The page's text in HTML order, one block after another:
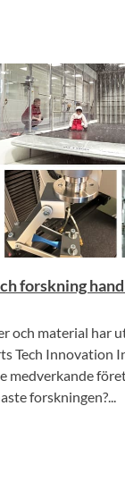
forskning
och material har
Tech Innovation
medverkande
forskningen?...